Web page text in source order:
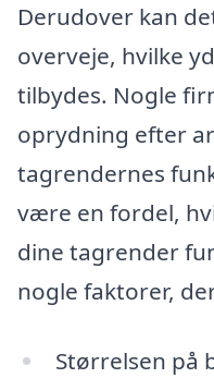
Derudover kan
overveje, hvilke
tilbydes. Nogle
oprydning efter
tagrendernes
være en fordel,
dine tagrender
nogle faktorer,
Størrelsen på